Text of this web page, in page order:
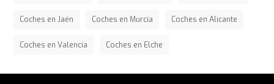
Coches en Jaén Coches en Murcia Coches en Alicante
Coches en Valencia Coches en Elche